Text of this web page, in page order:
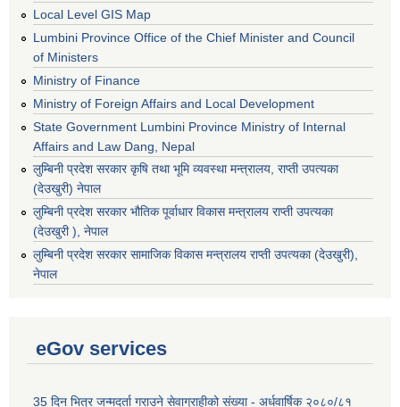
Local Level GIS Map
Lumbini Province Office of the Chief Minister and Council
of Ministers
Ministry of Finance
Ministry of Foreign Affairs and Local Development
State Government Lumbini Province Ministry of Internal
Affairs and Law Dang, Nepal
लुम्बिनी प्रदेश सरकार कृषि तथा भूमि व्यवस्था मन्त्रालय, राप्ती उपत्यका
(देउखुरी) नेपाल
लुम्बिनी प्रदेश सरकार भौतिक पूर्वाधार विकास मन्त्रालय राप्ती उपत्यका
(देउखुरी ), नेपाल
‌लुम्बिनी प्रदेश सरकार सामाजिक विकास मन्‍‍त्रालय राप्ती उपत्यका (देउखुरी),
नेपाल
eGov services
35 दिन भित्र जन्मदर्ता गराउने सेवाग्राहीको संख्या - अर्धवार्षिक २०८०/८१